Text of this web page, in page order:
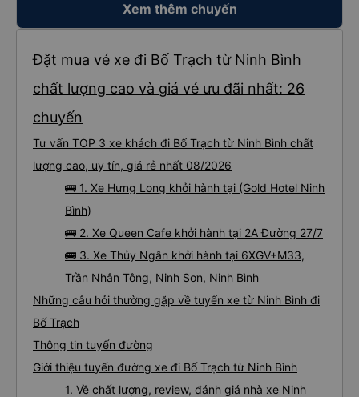
Xem thêm chuyến
Đặt mua vé xe đi Bố Trạch từ Ninh Bình
chất lượng cao và giá vé ưu đãi nhất: 26
chuyến
Tư vấn TOP 3 xe khách đi Bố Trạch từ Ninh Bình chất
lượng cao, uy tín, giá rẻ nhất 08/2026
🚌 1. Xe Hưng Long khởi hành tại (Gold Hotel Ninh
Bình)
🚌 2. Xe Queen Cafe khởi hành tại 2A Đường 27/7
🚌 3. Xe Thủy Ngân khởi hành tại 6XGV+M33,
Trần Nhân Tông, Ninh Sơn, Ninh Bình
Những câu hỏi thường gặp về tuyến xe từ Ninh Bình đi
Bố Trạch
Thông tin tuyến đường
Giới thiệu tuyến đường xe đi Bố Trạch từ Ninh Bình
1. Về chất lượng, review, đánh giá nhà xe Ninh